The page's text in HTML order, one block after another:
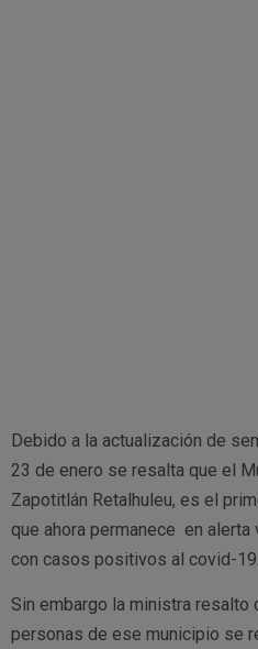
Debido a la actualización de
23 de enero se resalta que el
Zapotitlán Retalhuleu, es el
que ahora permanece en
con casos positivos al covid-19.
Sin embargo la ministra resalto
personas de ese municipio se